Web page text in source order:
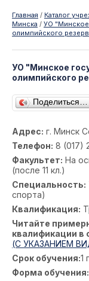
Главная / Каталог
Минска / УО "Минское
олимпийского
УО "Минское
олимпийского
Поделиться…
Адрес: г. Минск
Телефон: 8 (017)
Факультет: На
(после 11 кл.)
Специальность:
спорта)
Квалификация:
Читайте
квалификации в
(С УКАЗАНИЕМ
Срок обучения:1
Форма обучения: